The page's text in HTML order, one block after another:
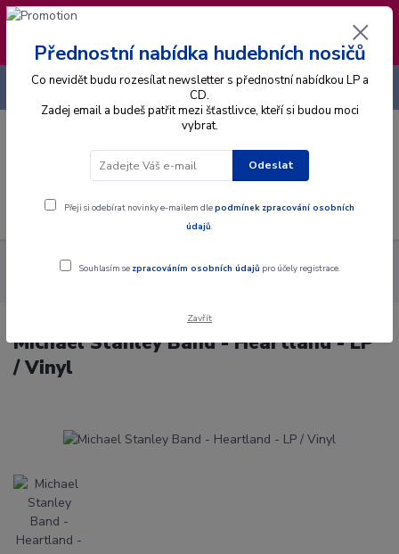
❣️ Od 4.8. do 13.8. čerpám dovolenou. Datum
expedice objednávek se posouvá na pátek
14.8.2026 🐋
Menu
CZK
+420 725 736 293
Alba Gramodesky
Michael Stanley Band - Heartland - LP /
Michael Stanley Band - Heartland - LP
/ Vinyl
Přednostní nabídka hudebních nosičů
Co nevidět budu rozesílat newsletter s přednostní nabídkou LP a
CD.
Zadej email a budeš patřit mezi šťastlivce, kteří si budou moci
vybrat.
Odeslat
Přeji si odebírat novinky e-mailem dlepodmínek zpracování osobních
údajů.
Souhlasím se zpracováním osobních údajů pro účely registrace.
Zavřít